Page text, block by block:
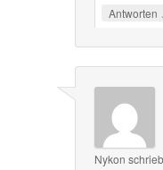
Antworten
Nykon schrieb